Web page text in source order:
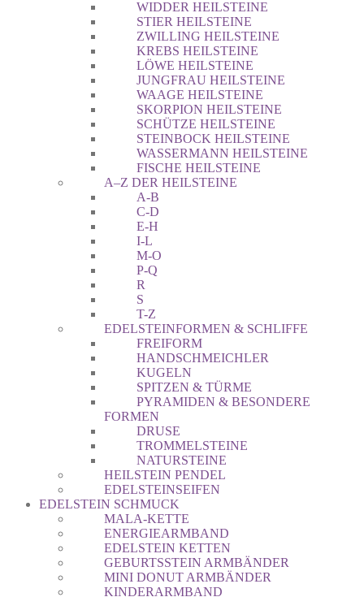
WIDDER HEILSTEINE
STIER HEILSTEINE
ZWILLING HEILSTEINE
KREBS HEILSTEINE
LÖWE HEILSTEINE
JUNGFRAU HEILSTEINE
WAAGE HEILSTEINE
SKORPION HEILSTEINE
SCHÜTZE HEILSTEINE
STEINBOCK HEILSTEINE
WASSERMANN HEILSTEINE
FISCHE HEILSTEINE
A–Z DER HEILSTEINE
A-B
C-D
E-H
I-L
M-O
P-Q
R
S
T-Z
EDELSTEINFORMEN & SCHLIFFE
FREIFORM
HANDSCHMEICHLER
KUGELN
SPITZEN & TÜRME
PYRAMIDEN & BESONDERE
FORMEN
DRUSE
TROMMELSTEINE
NATURSTEINE
HEILSTEIN PENDEL
EDELSTEINSEIFEN
EDELSTEIN SCHMUCK
MALA-KETTE
ENERGIEARMBAND
EDELSTEIN KETTEN
GEBURTSSTEIN ARMBÄNDER
MINI DONUT ARMBÄNDER
KINDERARMBAND